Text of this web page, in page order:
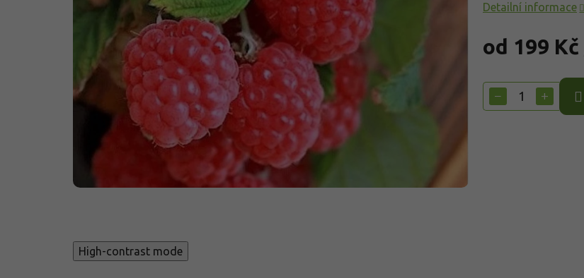
od 199 Kč
cena:
+
−
Detailní informace
High-contrast mode